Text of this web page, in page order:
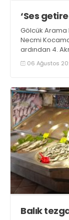
‘Ses
Gölcük Arama
Necmi
ardından 4.
bulundu.
06 Ağustos
Balık